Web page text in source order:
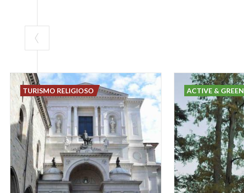
TURISMO RELIGIOSO ACTIVE & GREEN